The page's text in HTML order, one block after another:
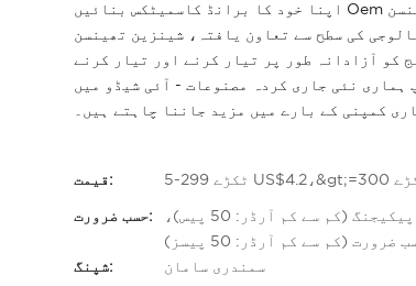
اپنا خود کا برانڈ کاسمیٹکس بنائیں Oem رنگین پرائیویٹ لیبل آئی شیڈو پیلیٹ گوانگ ڈونگ، چین میں تھینسن
کی سطح سے تعاون یافتہ، شینزین تھینسن
کو آزادانہ طور پر تیار کرنے اور تیار کرنے
ہماری نئی جاری کردہ مصنوعات - آئی شیڈو میں
کمپنی کے بارے میں مزید جاننا چاہتے ہیں۔
قیمت:
حسب ضرورت:
حسب ضرورت لوگو (کم سے کم آرڈر: 50 پیسز)، اپنی مرضی کے مطابق پیکیجنگ (کم سے کم آرڈر: 50 پیس)،
(کم سے کم آرڈر: 50 پیسز)
شپنگ:
سمندری سامان